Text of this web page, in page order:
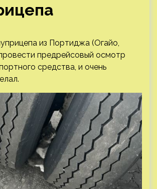
из Портиджа (Огайо,
предрейсовый осмотр
средства, и очень